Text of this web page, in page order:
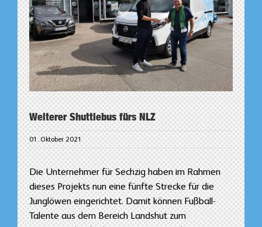
Weiterer Shuttlebus fürs NLZ
01. Oktober 2021
Die Unternehmer für Sechzig haben im Rahmen
dieses Projekts nun eine fünfte Strecke für die
Junglöwen eingerichtet. Damit können Fußball-
Talente aus dem Bereich Landshut zum